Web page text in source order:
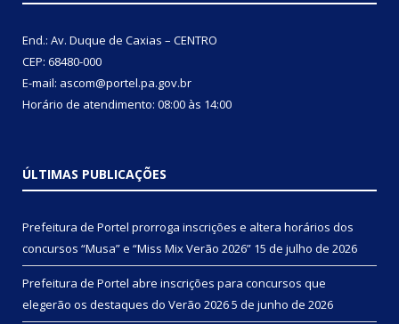
End.: Av. Duque de Caxias – CENTRO
CEP: 68480-000
E-mail: ascom@portel.pa.gov.br
Horário de atendimento: 08:00 às 14:00
ÚLTIMAS PUBLICAÇÕES
Prefeitura de Portel prorroga inscrições e altera horários dos
concursos “Musa” e “Miss Mix Verão 2026” 15 de julho de 2026
Prefeitura de Portel abre inscrições para concursos que
elegerão os destaques do Verão 20265 de junho de 2026